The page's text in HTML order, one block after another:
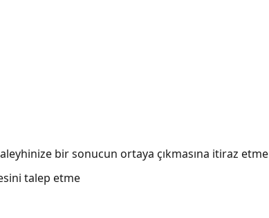
bir sonucun ortaya çıkmasına itiraz etme
talep etme